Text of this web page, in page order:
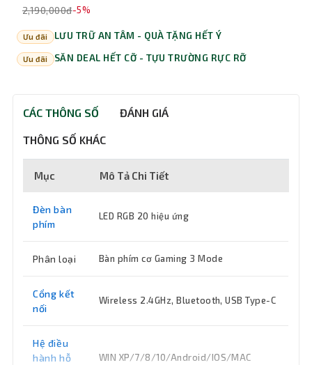
2,190,000đ-5%
Ưu đãi LƯU TRỮ AN TÂM - QUÀ TẶNG HẾT Ý
Ưu đãi SĂN DEAL HẾT CỠ - TỰU TRƯỜNG RỰC RỠ
CÁC THÔNG SỐ ĐÁNH GIÁ
THÔNG SỐ KHÁC
Mục Mô Tả Chi Tiết
Đèn bàn
phím
LED RGB 20 hiệu ứng
Phân loại Bàn phím cơ Gaming 3 Mode
Cổng kết
nối
Wireless 2.4GHz, Bluetooth, USB Type-C
Hệ điều
hành hỗ
WIN XP/7/8/10/Android/IOS/MAC